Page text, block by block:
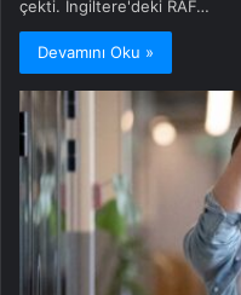
çekti. İngiltere'deki RAF…
Devamını Oku »